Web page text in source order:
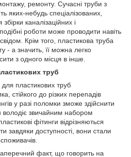
ремонту. Сучасні труби з
яких-небудь спеціалізованих,
каналізаційних і
роботи може проводити навіть
Крім того, пластикова труба
- а значить, її можна легко
з одного місця в інше.
труб
для пластикових труб
стійкого до різких перепадів
у разі поломки зможе здійснити
звичайним набором
фітинги відрізняються
завдяки доступності, вони стали
факт, що говорить на